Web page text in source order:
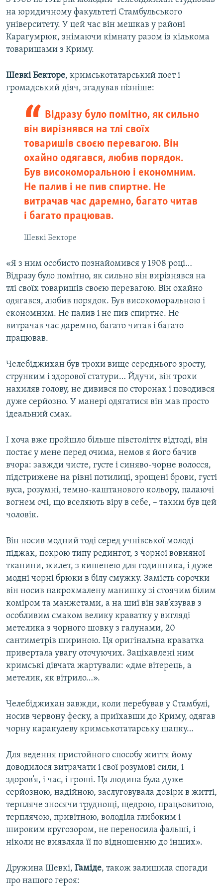
на юридичному факультеті Стамбульського
університету. У цей час він мешкав у районі
Карагумрюк, знімаючи кімнату разом із кількома
товаришами з Криму.
Шевкі Бекторе, кримськотатарський поет і
громадський діяч, згадував пізніше:
Відразу було помітно, як сильно
він вирізнявся на тлі своїх
товаришів своєю перевагою. Він
охайно одягався, любив порядок.
Був високоморальною і економним.
Не палив і не пив спиртне. Не
витрачав час даремно, багато читав
і багато працював.
Шевкі Бекторе
«Я з ним особисто познайомився у 1908 році…
Відразу було помітно, як сильно він вирізнявся на
тлі своїх товаришів своєю перевагою. Він охайно
одягався, любив порядок. Був високоморальною і
економним. Не палив і не пив спиртне. Не
витрачав час даремно, багато читав і багато
працював.
Челебіджихан був трохи вище середнього зросту,
струнким і здорової статури… Йдучи, він трохи
нахиляв голову, не дивився по сторонах і поводився
дуже серйозно. У манері одягатися він мав просто
ідеальний смак.
І хоча вже пройшло більше півстоліття відтоді, він
постає у мене перед очима, немов я його бачив
вчора: завжди чисте, густе і синяво-чорне волосся,
підстрижене на рівні потилиці, зрощені брови, густі
вуса, розумні, темно-каштанового кольору, палаючі
вогнем очі, що вселяють віру в себе, – таким був цей
чоловік.
Він носив модний тоді серед учнівської молоді
піджак, покрою типу редингот, з чорної вовняної
тканини, жилет, з кишенею для годинника, і дуже
модні чорні брюки в білу смужку. Замість сорочки
він носив накрохмалену манишку зі стоячим білим
коміром та манжетами, а на шиї він зав’язував з
особливим смаком велику краватку у вигляді
метелика з чорного шовку з галунами, 20
сантиметрів шириною. Ця оригінальна краватка
привертала увагу оточуючих. Зацікавлені ним
кримські дівчата жартували: «дме вітерець, а
метелик, як вітрило…».
Челебіджихан завжди, коли перебував у Стамбулі,
носив червону феску, а приїхавши до Криму, одягав
чорну каракулеву кримськотатарську шапку…
Для ведення пристойного способу життя йому
доводилося витрачати і свої розумові сили, і
здоров’я, і час, і гроші. Ця людина була дуже
серйозною, надійною, заслуговувала довіри в житті,
терпляче зносячи труднощі, щедрою, працьовитою,
терплячою, привітною, володіла глибоким і
широким кругозором, не переносила фальші, і
ніколи не виявляла її по відношенню до інших».
Дружина Шевкі, Гаміде, також залишила спогади
про нашого героя: